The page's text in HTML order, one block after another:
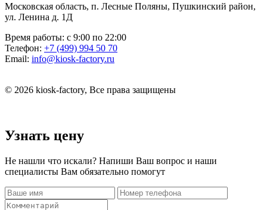
Московская область, п. Лесные Поляны, Пушкинский район,
ул. Ленина д. 1Д
Время работы: с 9:00 по 22:00
Телефон: +7 (499) 994 50 70
Email: info@kiosk-factory.ru
© 2026 kiosk-factory, Все права защищены
Узнать цену
Не нашли что искали? Напиши Ваш вопрос и наши
специалисты Вам обязательно помогут